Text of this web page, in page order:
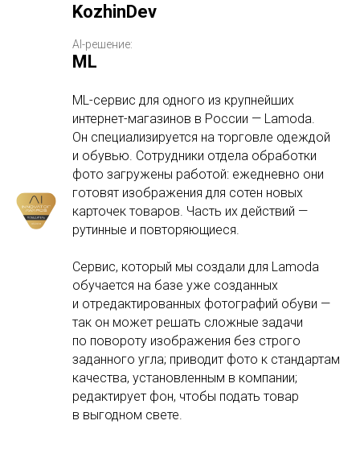
KozhinDev
AI-решение:
ML
ML-сервис для одного из крупнейших
интернет-магазинов в России — Lamoda.
Он специализируется на торговле одеждой
и обувью. Сотрудники отдела обработки
фото загружены работой: ежедневно они
готовят изображения для сотен новых
карточек товаров. Часть их действий —
рутинные и повторяющиеся.
Сервис, который мы создали для Lamoda
обучается на базе уже созданных
и отредактированных фотографий обуви —
так он может решать сложные задачи
по повороту изображения без строго
заданного угла; приводит фото к стандартам
качества, установленным в компании;
редактирует фон, чтобы подать товар
в выгодном свете.